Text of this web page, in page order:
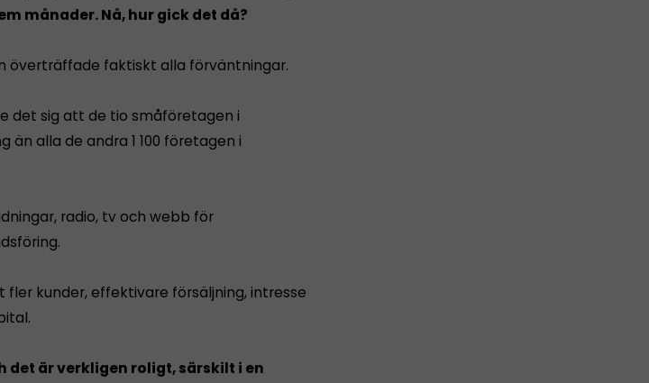
månader.Nå, hur gick det då?
överträffade faktiskt alla förväntningar.
det sig att de tio småföretagen i
alla de andra 1 100 företagen i
radio, tv och webb för
kunder, effektivare försäljning, intresse
det är verkligen roligt, särskilt i en